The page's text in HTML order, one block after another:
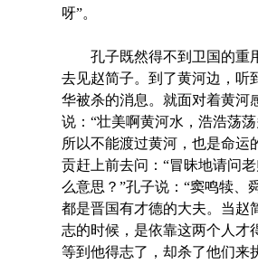
呀”。
孔子既然得不到卫国的重
去见赵简子。到了黄河边，听
华被杀的消息。就面对着黄河
说：“壮美啊黄河水，浩浩荡
所以不能渡过黄河，也是命运
贡赶上前去问：“冒昧地请问
么意思？”孔子说：“窦鸣犊、
都是晋国有才德的大夫。当赵
志的时候，是依靠这两个人才
等到他得志了，却杀了他们来